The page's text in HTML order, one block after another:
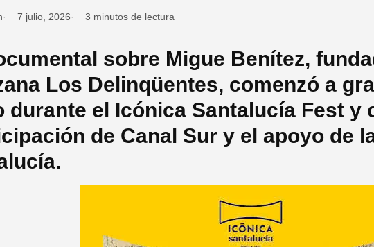
7 julio, 2026 3 minutos de lectura
sobre Migue Benítez,
Los Delinqüentes, comenzó a
durante el Icónica Santalucía Fest y
de Canal Sur y el apoyo de